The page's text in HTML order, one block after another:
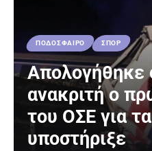
ΠΟΔΟΣΦΑΙΡΟ ΣΠΟΡ
Απολογήθηκε
ανακριτή ο
του ΟΣΕ για
υποστήριξε